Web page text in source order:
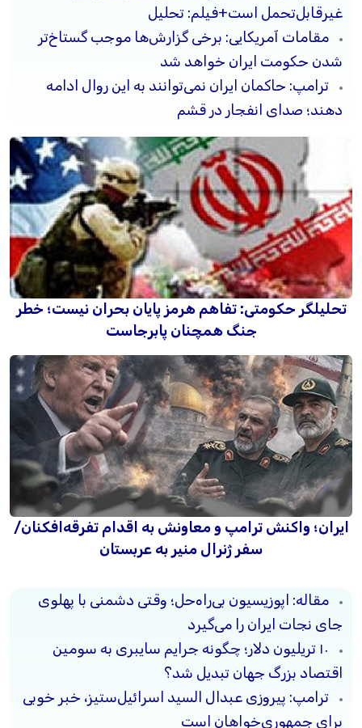
غیرقابل‌تحمل است+فیلم: تحلیل
مقامات آمریکایی: برخی گزارش‌ها موجب گستاخ‌تر
شدن حکومت ایران خواهد شد
ترامپ: حاکمان ایران نمی‌توانند به این روال ادامه
دهند؛ صدای انفجار در قشم
تحلیلگر حکومتی: تفاهم هرمز پایان بحران نیست؛ خطر
جنگ همچنان پابرجاست
ایران؛ واکنش ترامپ و معاونش به اقدام تفرقه‌افکنان/
سفر ژنرال منیر به عربستان
مقاله: اپوزیسیون بی‌راه‌حل؛ وقتی دشمنی با پهلوی
جای نجات ایران را می‌گیرد
۱۰ تریلیون دلار؛ چگونه جرایم سایبری به سومین
اقتصاد بزرگ جهان تبدیل شد؟
ترامپ: پیروزی عبدال السید اسرائیل‌ستیز، خبر خوبی
برای جمهوری‌خواهان است